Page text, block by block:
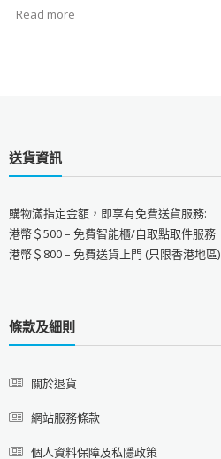
Read more
送貨資訊
購物滿指定金額，即享有免費送貨服務:
港幣＄500 – 免費智能櫃/自取點取件服務
港幣＄800 – 免費送貨上門 (只限香港地區)
條款及細則
關於退貨
網站服務條款
個人資料保障及私隱政策